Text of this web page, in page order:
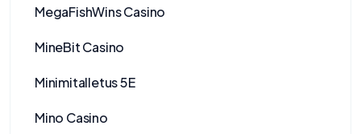
MegaFishWins Casino
MineBit Casino
Minimitalletus 5E
Mino Casino